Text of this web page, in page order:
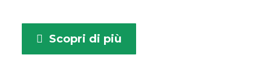
Scopri di più